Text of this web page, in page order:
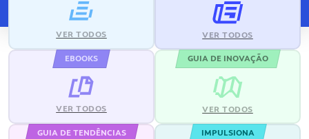
VER TODOS VER TODOS
EBOOKS
VER TODOS
GUIA DE INOVAÇÃO
VER TODOS
GUIA DE TENDÊNCIAS IMPULSIONA